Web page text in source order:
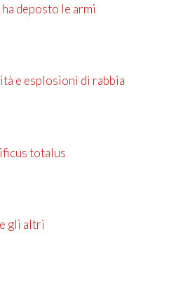
deposto le armi
e esplosioni di rabbia
totalus
gli altri